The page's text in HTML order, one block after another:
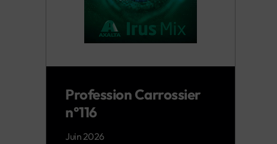
Profession Carrossier
n°116
Juin 2026